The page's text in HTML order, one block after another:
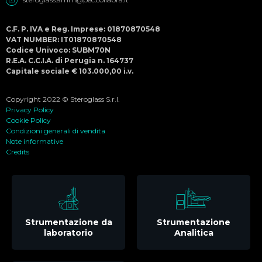
C.F. P. IVA e Reg. Imprese: 01870870548
VAT NUMBER: IT01870870548
Codice Univoco: SUBM70N
R.E.A. C.C.I.A. di Perugia n. 164737
Capitale sociale € 103.000,00 i.v.
Copyright 2022 © Steroglass S.r.l.
Privacy Policy
Cookie Policy
Condizioni generali di vendita
Note informative
Credits
Strumentazione da
laboratorio
Strumentazione
Analitica